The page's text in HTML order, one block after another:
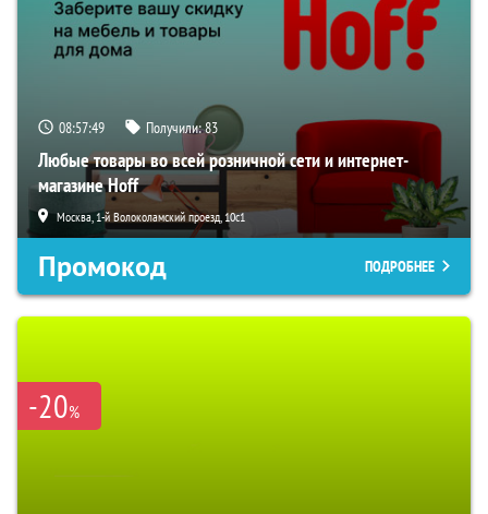
08:57:48 Получили:83
Любые товары во всей розничной сети и интернет-
магазине Hoff
Москва, 1-й Волоколамский проезд, 10с1
Промокод ПОДРОБНЕЕ
-20%